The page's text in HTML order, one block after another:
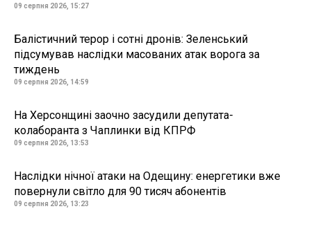
09 серпня 2026, 15:27
Балістичний терор і сотні дронів: Зеленський
підсумував наслідки масованих атак ворога за
тиждень
09 серпня 2026, 14:59
На Херсонщині заочно засудили депутата-
колаборанта з Чаплинки від КПРФ
09 серпня 2026, 13:53
Наслідки нічної атаки на Одещину: енергетики вже
повернули світло для 90 тисяч абонентів
09 серпня 2026, 13:23